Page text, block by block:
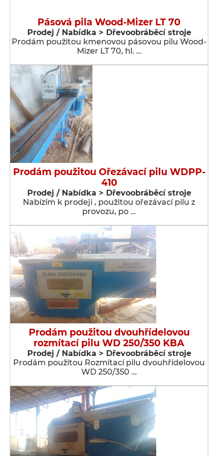
Pásová pila Wood-Mizer LT 70
Prodej / Nabídka > Dřevoobráběcí stroje
Prodám použitou kmenovou pásovou pilu Wood-
Mizer LT 70, hl. …
Prodám použitou Ořezávací pilu WDPP-
410
Prodej / Nabídka > Dřevoobráběcí stroje
Nabízím k prodeji , použitou ořezávací pilu z
provozu, po …
Prodám použitou dvouhřídelovou
rozmítací pilu WD 250/350 KBA
Prodej / Nabídka > Dřevoobráběcí stroje
Prodám použitou Rozmítací pilu dvouhřídelovou
WD 250/350 …